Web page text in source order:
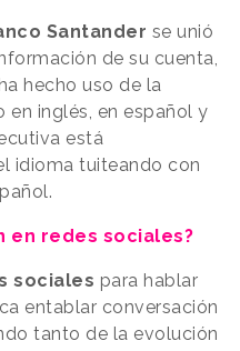
Santander se unió
de su cuenta,
hecho uso de la
en inglés, en español y
está
idioma tuiteando con
en redes sociales?
sociales para hablar
entablar conversación
tanto de la evolución